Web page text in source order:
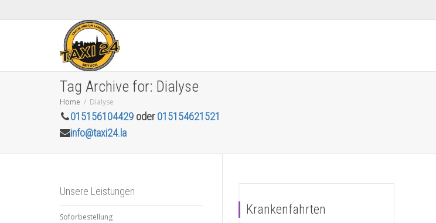
Tag Archive for: Dialyse
Home Dialyse
015156104429 oder015154621521
info@taxi24.la
Krankenfahrten
Unsere Leistungen
Soforbestellung